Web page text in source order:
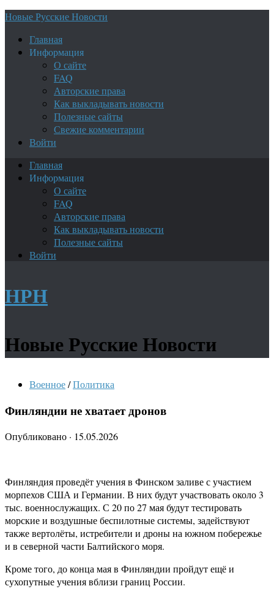
Новые Русские Новости
Главная
Информация
О сайте
FAQ
Авторские права
Как выкладывать новости
Полезные сайты
Свежие комментарии
Войти
Главная
Информация
О сайте
FAQ
Авторские права
Как выкладывать новости
Полезные сайты
Войти
НРН
Новые Русские Новости
Военное/Политика
Финляндии не хватает дронов
Опубликовано · 15.05.2026
Финляндия проведёт учения в Финском заливе с участием
морпехов США и Германии. В них будут участвовать около 3
тыс. военнослужащих. С 20 по 27 мая будут тестировать
морские и воздушные беспилотные системы, задействуют
также вертолёты, истребители и дроны на южном побережье
и в северной части Балтийского моря.
Кроме того, до конца мая в Финляндии пройдут ещё и
сухопутные учения вблизи границ России.